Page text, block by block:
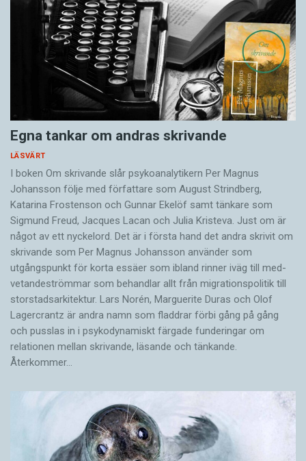
Egna tankar om andras skrivande
LÄSVÄRT
I boken Om skrivande slår psykoanalytikern Per Magnus
Johansson följe med författare som August Strindberg,
Katarina Frostenson och Gunnar Ekelöf samt tänkare som
Sigmund Freud, Jacques Lacan och Julia Kristeva. Just om är
något av ett nyckelord. Det är i första hand det andra skrivit om
skrivande som Per Magnus Johansson använder som
utgångspunkt för korta essäer som ibland rinner iväg till med­
vetandeströmmar som behandlar allt från migrationspolitik till
storstadsarkitektur. Lars Norén, Marguerite Duras och Olof
Lagercrantz är andra namn som fladdrar förbi gång på gång
och pusslas in i psykodynamiskt färgade funderingar om
relationen mellan skrivande, läsande och tänkande.
Återkommer…